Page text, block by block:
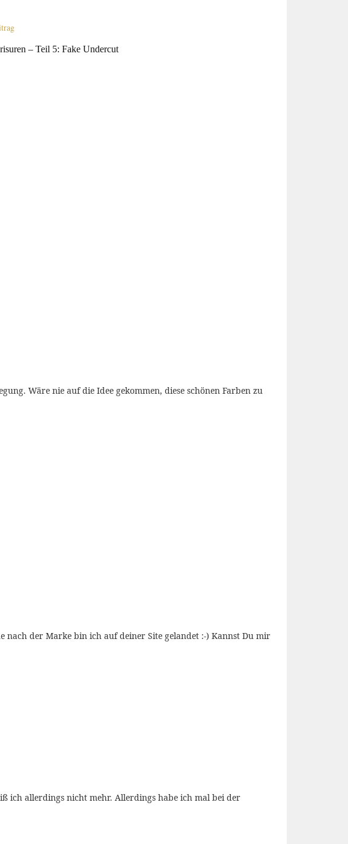
– Teil 5: Fake Undercut
Wäre nie auf die Idee gekommen, diese schönen Farben zu
nach der Marke bin ich auf deiner Site gelandet :-) Kannst Du mir
ich allerdings nicht mehr. Allerdings habe ich mal bei der